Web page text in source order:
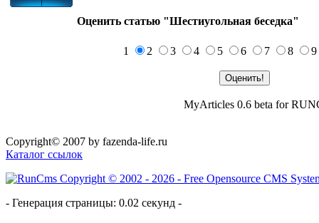
Оценить статью "Шестиугольная беседка"
1 2 3 4 5 6 7 8 9
MyArticles 0.6 beta for
Copyright© 2007 by fazenda-life.ru
Каталог ссылок
- Генерация страницы: 0.02 секунд -